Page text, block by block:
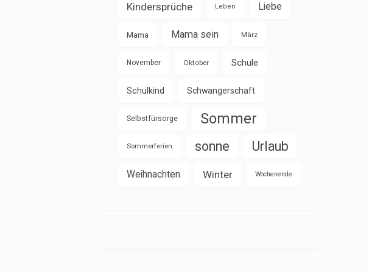
Kindersprüche Leben Liebe
Mama Mama sein März
November Oktober Schule
Schulkind Schwangerschaft
Selbstfürsorge Sommer
Sommerferien sonne Urlaub
Weihnachten Winter Wochenende